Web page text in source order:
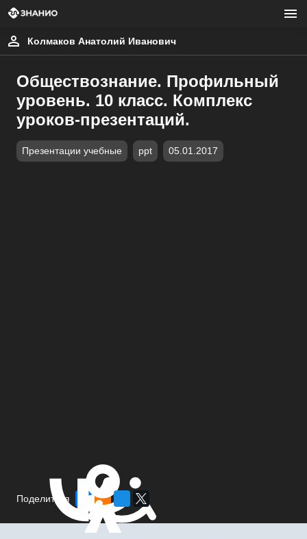
Колмаков Анатолий Иванович
Обществознание. Профильный
уровень. 10 класс. Комплекс
уроков-презентаций.
Презентации учебные ppt 05.01.2017
Поделиться